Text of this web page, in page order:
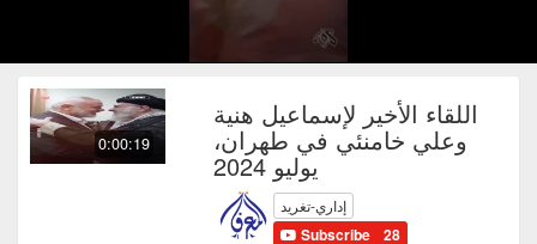
0:00:19
اللقاء الأخير لإسماعيل هنية
وعلي خامنئي في طهران،
يوليو 2024
إداري-تغريد
Subscribe 28